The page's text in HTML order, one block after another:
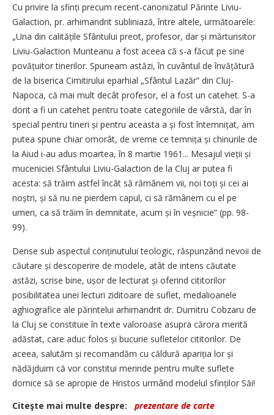
Cu privire la sfinți precum recent-canonizatul Părinte Liviu-
Galaction, pr. arhimandrit subliniază, între altele, următoarele:
„Una din calitățile Sfântului preot, profesor, dar și mărturisitor
Liviu-Galaction Munteanu a fost aceea că s-a făcut pe sine
povățuitor tinerilor. Spuneam astăzi, în cuvântul de învăță­tură
de la biserica Cimitirului eparhial „Sfântul Lazăr” din Cluj-
Napoca, că mai mult decât profesor, el a fost un catehet. S-a
dorit a fi un catehet pentru toate categoriile de vârstă, dar în
special pentru tineri și pentru aceasta a și fost întem­nițat, am
putea spune chiar omorât, de vreme ce temnița și chinurile de
la Aiud i-au adus moartea, în 8 martie 1961... Mesajul vieții și
muceniciei Sfântului Liviu-Galaction de la Cluj ar putea fi
acesta: să trăim astfel încât să rămânem vii, noi toți și cei ai
noștri, și să nu ne pierdem capul, ci să rămânem cu el pe
umeri, ca să trăim în demnitate, acum și în veșnicie” (pp. 98-
99).
Dense sub aspectul conținutului teologic, răspunzând nevoii de
căutare și descoperire de modele, atât de intens căutate
astăzi, scrise bine, ușor de lecturat și oferind cititorilor
posibilitatea unei lecturi ziditoare de suflet, medalioanele
aghiografice ale părintelui arhimandrit dr. Dumitru Cobzaru de
la Cluj se constituie în texte valoroase asupra cărora merită
adăstat, care aduc folos și bucurie sufletelor cititorilor. De
aceea, salutăm și recomandăm cu căldură apariția lor și
nădăjduim că vor constitui merinde pentru multe suflete
dornice să se apropie de Hristos urmând modelul sfinților Săi!
Citeşte mai multe despre:
prezentare de carte